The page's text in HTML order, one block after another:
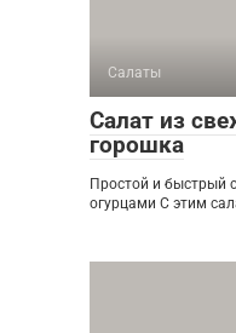
Салаты
Салат из
горошка
Простой и быстрый
огурцами С этим